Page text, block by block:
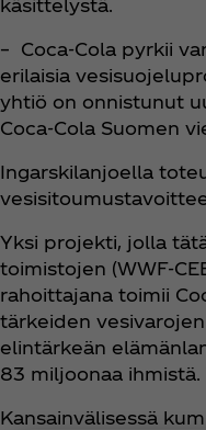
käsittelystä.
– Coca‑Cola pyrkii
erilaisia
yhtiö on onnistunut
Coca‑Cola Suomen
Ingarskilanjoella
Yksi projekti, jolla
toimistojen (WWF-
rahoittajana toimii
tärkeiden
elintärkeän
83 miljoonaa
Kansainvälisessä